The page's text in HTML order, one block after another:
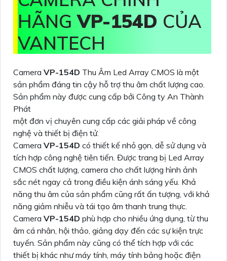
HÃNGVP-154D CỦA
VANTECH
Camera VP-154D Thu Âm Led Array CMOS là một
sản phẩm đáng tin cậy hỗ trợ thu âm chất lượng cao.
Sản phẩm này được cung cấp bởi Công ty An Thành
Phát
một đơn vị chuyên cung cấp các giải pháp về công
nghệ và thiết bị điện tử.
Camera VP-154D có thiết kế nhỏ gọn, dễ sử dụng và
tích hợp công nghệ tiên tiến. Được trang bị Led Array
CMOS chất lượng, camera cho chất lượng hình ảnh
sắc nét ngay cả trong điều kiện ánh sáng yếu. Khả
năng thu âm của sản phẩm cũng rất ấn tượng, với khả
năng giảm nhiễu và tái tạo âm thanh trung thực.
Camera VP-154D phù hợp cho nhiều ứng dụng, từ thu
âm cá nhân, hội thảo, giảng dạy đến các sự kiện trực
tuyến. Sản phẩm này cũng có thể tích hợp với các
thiết bị khác như máy tính, máy tính bảng hoặc điện